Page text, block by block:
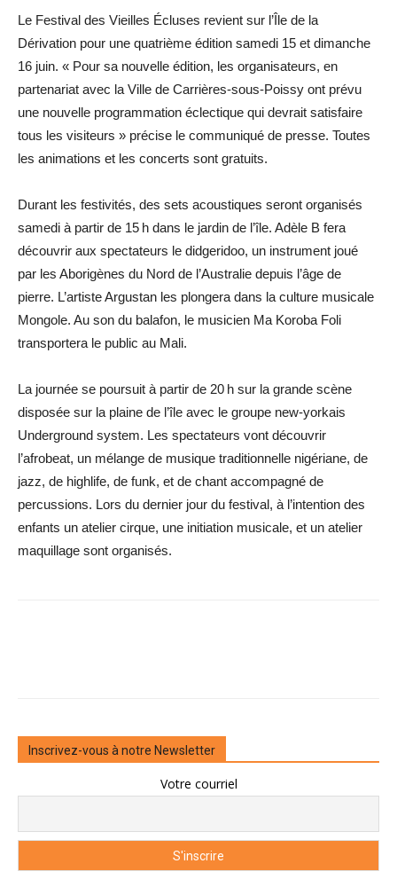
Le Festival des Vieilles Écluses revient sur l’Île de la
Dérivation pour une quatrième édition samedi 15 et dimanche
16 juin. « Pour sa nouvelle édition, les organisateurs, en
partenariat avec la Ville de Carrières-sous-Poissy ont prévu
une nouvelle programmation éclectique qui devrait satisfaire
tous les visiteurs » précise le communiqué de presse. Toutes
les animations et les concerts sont ­gratuits.
Durant les festivités, des sets acoustiques seront organisés
samedi à partir de 15 h dans le jardin de l’île. Adèle B fera
découvrir aux spectateurs le didgeridoo, un instrument joué
par les Aborigènes du Nord de l’Australie depuis l’âge de
pierre. L’artiste Argustan les plongera dans la culture musicale
Mongole. Au son du balafon, le musicien Ma Koroba Foli
transportera le public au Mali.
La journée se poursuit à partir de 20 h sur la grande scène
disposée sur la plaine de l’île avec le groupe new-yorkais
Underground system. Les spectateurs vont découvrir
l’afrobeat, un mélange de musique traditionnelle nigériane, de
jazz, de highlife, de funk, et de chant accompagné de
percussions. Lors du dernier jour du festival, à l’intention des
enfants un atelier cirque, une initiation musicale, et un atelier
maquillage sont organisés.
Inscrivez-vous à notre Newsletter
Votre courriel